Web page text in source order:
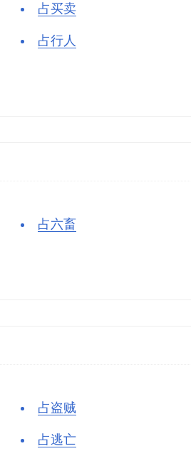
占买卖
占行人
占六畜
占盗贼
占逃亡